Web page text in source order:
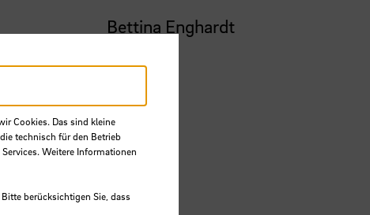
Bettina Enghardt
Cookies. Das sind kleine
technisch für den Betrieb
Weitere Informationen
berücksichtigen Sie, dass